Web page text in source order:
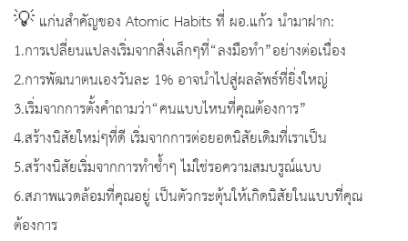
💡 แก่นสำคัญของ Atomic Habits ที่ ผอ.แก้ว นำมาฝาก:
1.การเปลี่ยนแปลงเริ่มจากสิ่งเล็กๆที่“ลงมือทำ”อย่างต่อเนื่อง
2.การพัฒนาตนเองวันละ 1% อาจนำไปสู่ผลลัพธ์ที่ยิ่งใหญ่
3.เริ่มจากการตั้งคำถามว่า“คนแบบไหนที่คุณต้องการ”
4.สร้างนิสัยใหม่ๆที่ดี เริ่มจากการต่อยอดนิสัยเดิมที่เราเป็น
5.สร้างนิสัยเริ่มจากการทำซ้ำๆ ไม่ใช่รอความสมบรูณ์แบบ
6.สภาพแวดล้อมที่คุณอยู่ เป็นตัวกระตุ้นให้เกิดนิสัยในแบบที่คุณ
ต้องการ